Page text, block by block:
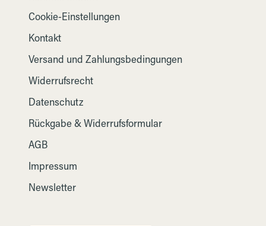
Cookie-Einstellungen
Kontakt
Versand und Zahlungsbedingungen
Widerrufsrecht
Datenschutz
Rückgabe & Widerrufsformular
AGB
Impressum
Newsletter